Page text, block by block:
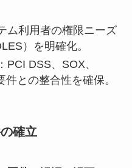
ム利用者の権限ニーズ
）を明確化。
PCI DSS、SOX、
との整合性を確保。
確立